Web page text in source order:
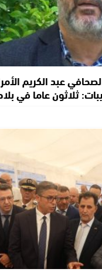
عبد الكريم
ثلاثون عاما في